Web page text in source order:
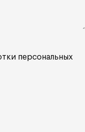
персональных